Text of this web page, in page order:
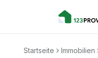
Startseite Immobilien